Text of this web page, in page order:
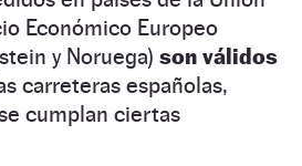
Económico Europeo
y Noruega) son válidos
carreteras españolas,
cumplan ciertas